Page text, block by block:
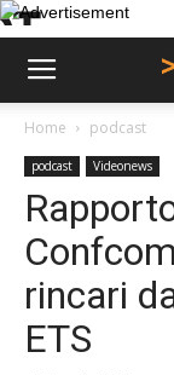
Home podcast
podcast Videonews
rincari
ETS